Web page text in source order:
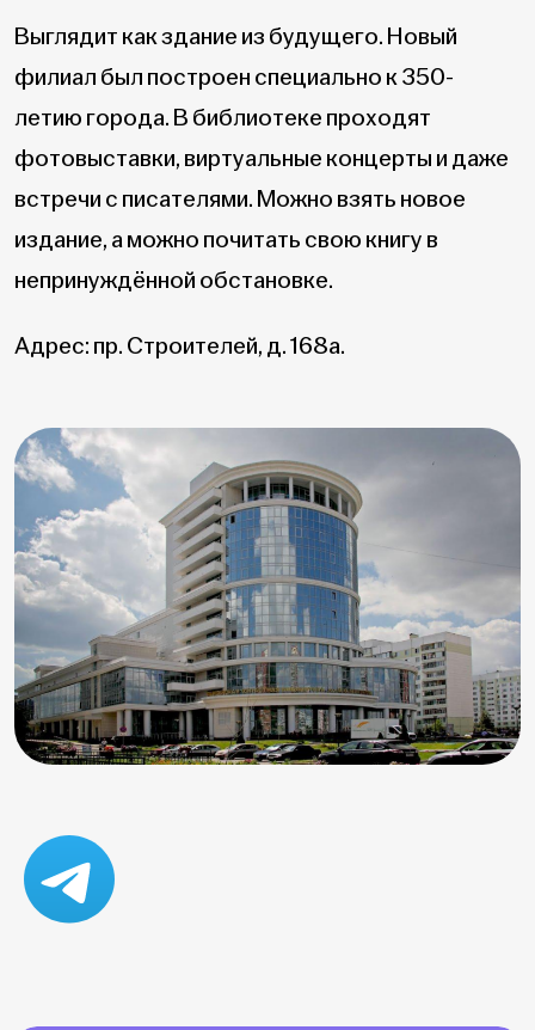
Выглядит как здание из будущего. Новый
филиал был построен специально к 350-
летию города. В библиотеке проходят
фотовыставки, виртуальные концерты и даже
встречи с писателями. Можно взять новое
издание, а можно почитать свою книгу в
непринуждённой обстановке.
Адрес: пр. Строителей, д. 168а.